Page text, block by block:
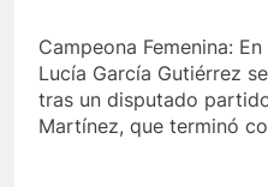
Campeona Femenina:
Lucía García Gutiérrez
tras un disputado
Martínez, que terminó